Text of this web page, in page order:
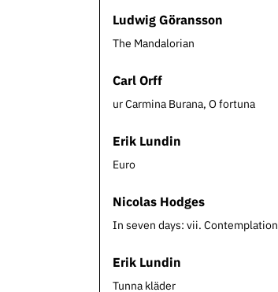
Ludwig Göransson
The Mandalorian
Carl Orff
ur Carmina Burana, O fortuna
Erik Lundin
Euro
Nicolas Hodges
In seven days: vii. Contemplation
Erik Lundin
Tunna kläder